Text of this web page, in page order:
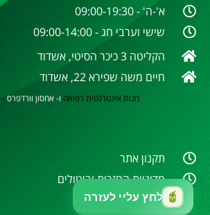
א'-ה' - 09:00-19:30
שישי וערבי חג - 09:00-14:00
הקליטה 3 כיכר הסיטי, אשדוד
חיים משה שפירא 22, אשדוד
חנות אינטרנטית רפואה ו- אחסון וורדפרס–
תקנון אתר
מדיניות החזרות וביטולים